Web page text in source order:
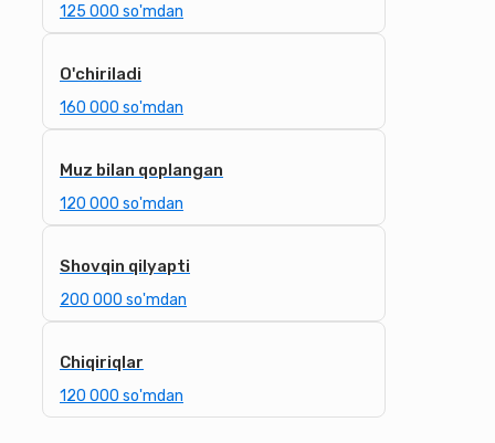
125 000 so'mdan
O'chiriladi
160 000 so'mdan
Muz bilan qoplangan
120 000 so'mdan
Shovqin qilyapti
200 000 so'mdan
Chiqiriqlar
120 000 so'mdan